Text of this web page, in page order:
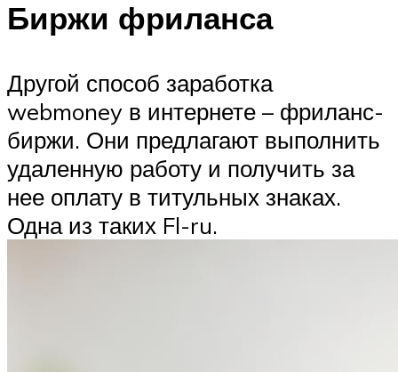
Биржи фриланса
Другой способ заработка
webmoney в интернете – фриланс-
биржи. Они предлагают выполнить
удаленную работу и получить за
нее оплату в титульных знаках.
Одна из таких Fl-ru.